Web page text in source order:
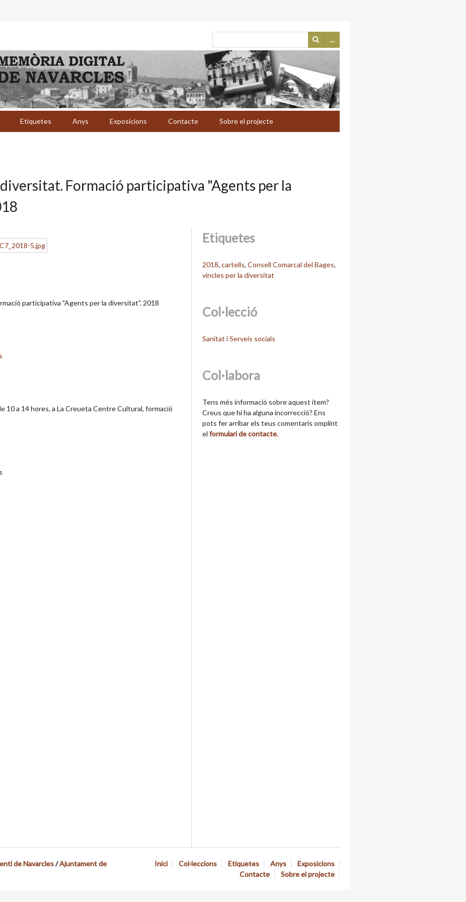
…
Etiquetes Anys Exposicions Contacte Sobre el projecte
Formació participativa "Agents per la
participativa "Agents per la diversitat". 2018
10 a 14 hores, a La Creueta Centre Cultural, formació
Etiquetes
2018,cartells,Consell Comarcal del Bages,
vincles per la diversitat
Col·lecció
Sanitat i Serveis socials
Col·labora
Tens més informació sobre aquest ítem?
Creus que hi ha alguna incorrecció? Ens
pots fer arribar els teus comentaris omplint
elformulari de contacte.
Inici Col·leccions Etiquetes Anys
Exposicions
Contacte
Sobre el projecte
de Navarcles/Ajuntament de